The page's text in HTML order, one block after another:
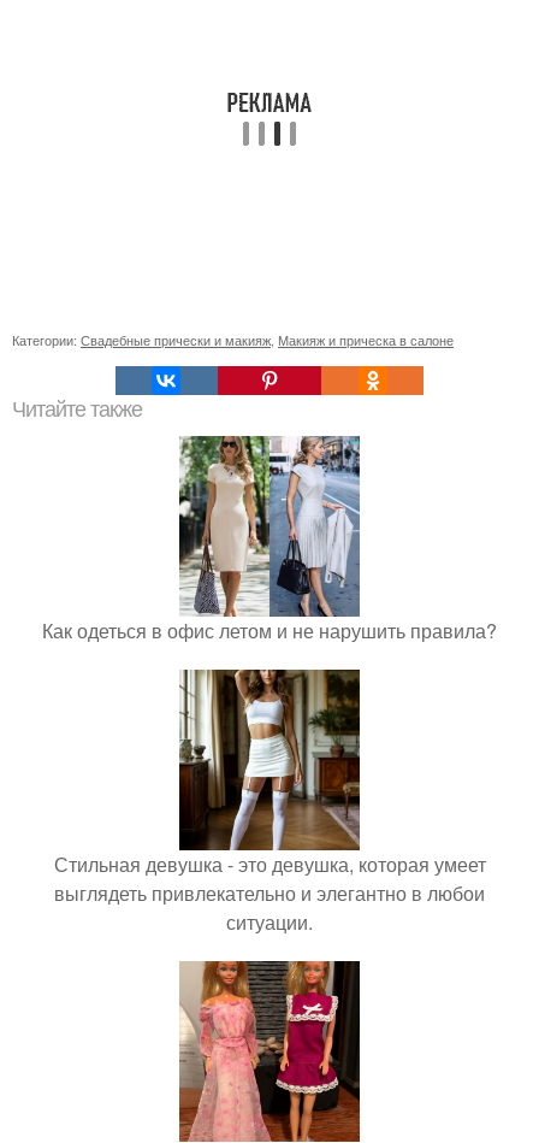
Категории: Свадебные прически и макияж Макияж и прическа в салоне
Читайте также
Как одеться в офис летом и не нарушить правила?
Стильная девушка - это девушка, которая умеет
выглядеть привлекательно и элегантно в любои
ситуации.